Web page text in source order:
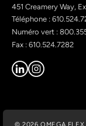
451 Creamery Way,
Téléphone :
Numéro vert :
Fax : 610.524.7282
© 2026 OMEGA